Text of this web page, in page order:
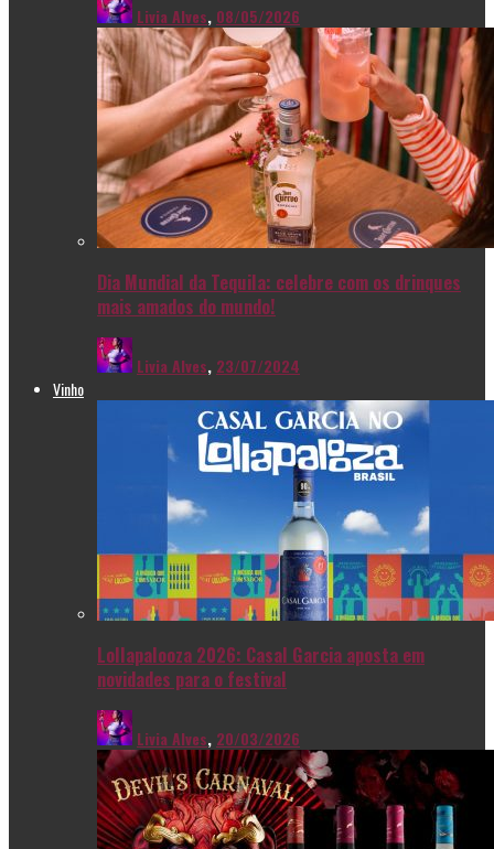
Livia Alves, 08/05/2026
Dia Mundial da Tequila: celebre com os drinques
mais amados do mundo!
Livia Alves, 23/07/2024
Vinho
Lollapalooza 2026: Casal Garcia aposta em
novidades para o festival
Livia Alves, 20/03/2026